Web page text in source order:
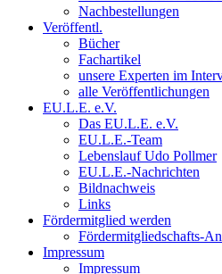
Nachbestellungen
Veröffentl.
Bücher
Fachartikel
unsere Experten im
alle Veröffentlichungen
EU.L.E. e.V.
Das EU.L.E. e.V.
EU.L.E.-Team
Lebenslauf Udo Pollmer
EU.L.E.-Nachrichten
Bildnachweis
Links
Fördermitglied werden
Fördermitgliedschafts-
Impressum
Impressum